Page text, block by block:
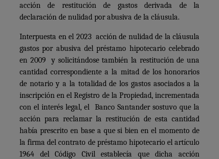
acción de restitución de gastos derivada de la
declaración de nulidad por abusiva de la cláusula.
Interpuesta en el 2023 acción de nulidad de la cláusula
gastos por abusiva del préstamo hipotecario celebrado
en 2009 y solicitándose también la restitución de una
cantidad correspondiente a la mitad de los honorarios
de notario y a la totalidad de los gastos asociados a la
inscripción en el Registro de la Propiedad, incrementada
con el interés legal, el Banco Santander sostuvo que la
acción para reclamar la restitución de esta cantidad
había prescrito en base a que si bien en el momento de
la firma del contrato de préstamo hipotecario el artículo
1964 del Código Civil establecía que dicha acción